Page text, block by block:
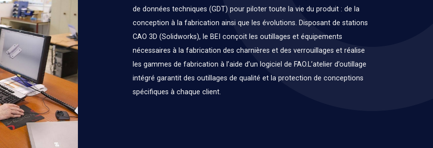
de données techniques (GDT) pour piloter toute la vie du produit : de la
conception à la fabrication ainsi que les évolutions. Disposant de stations
CAO 3D (Solidworks), le BEI conçoit les outillages et équipements
nécessaires à la fabrication des charnières et des verrouillages et réalise
les gammes de fabrication à l’aide d’un logiciel de FAO.​​​​​​​L’atelier d’outillage
intégré garantit des outillages de qualité et la protection de conceptions
spécifiques à chaque client.